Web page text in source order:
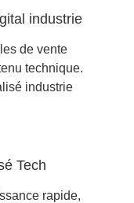
industrie
de vente
technique.
industrie
Tech
rapide,